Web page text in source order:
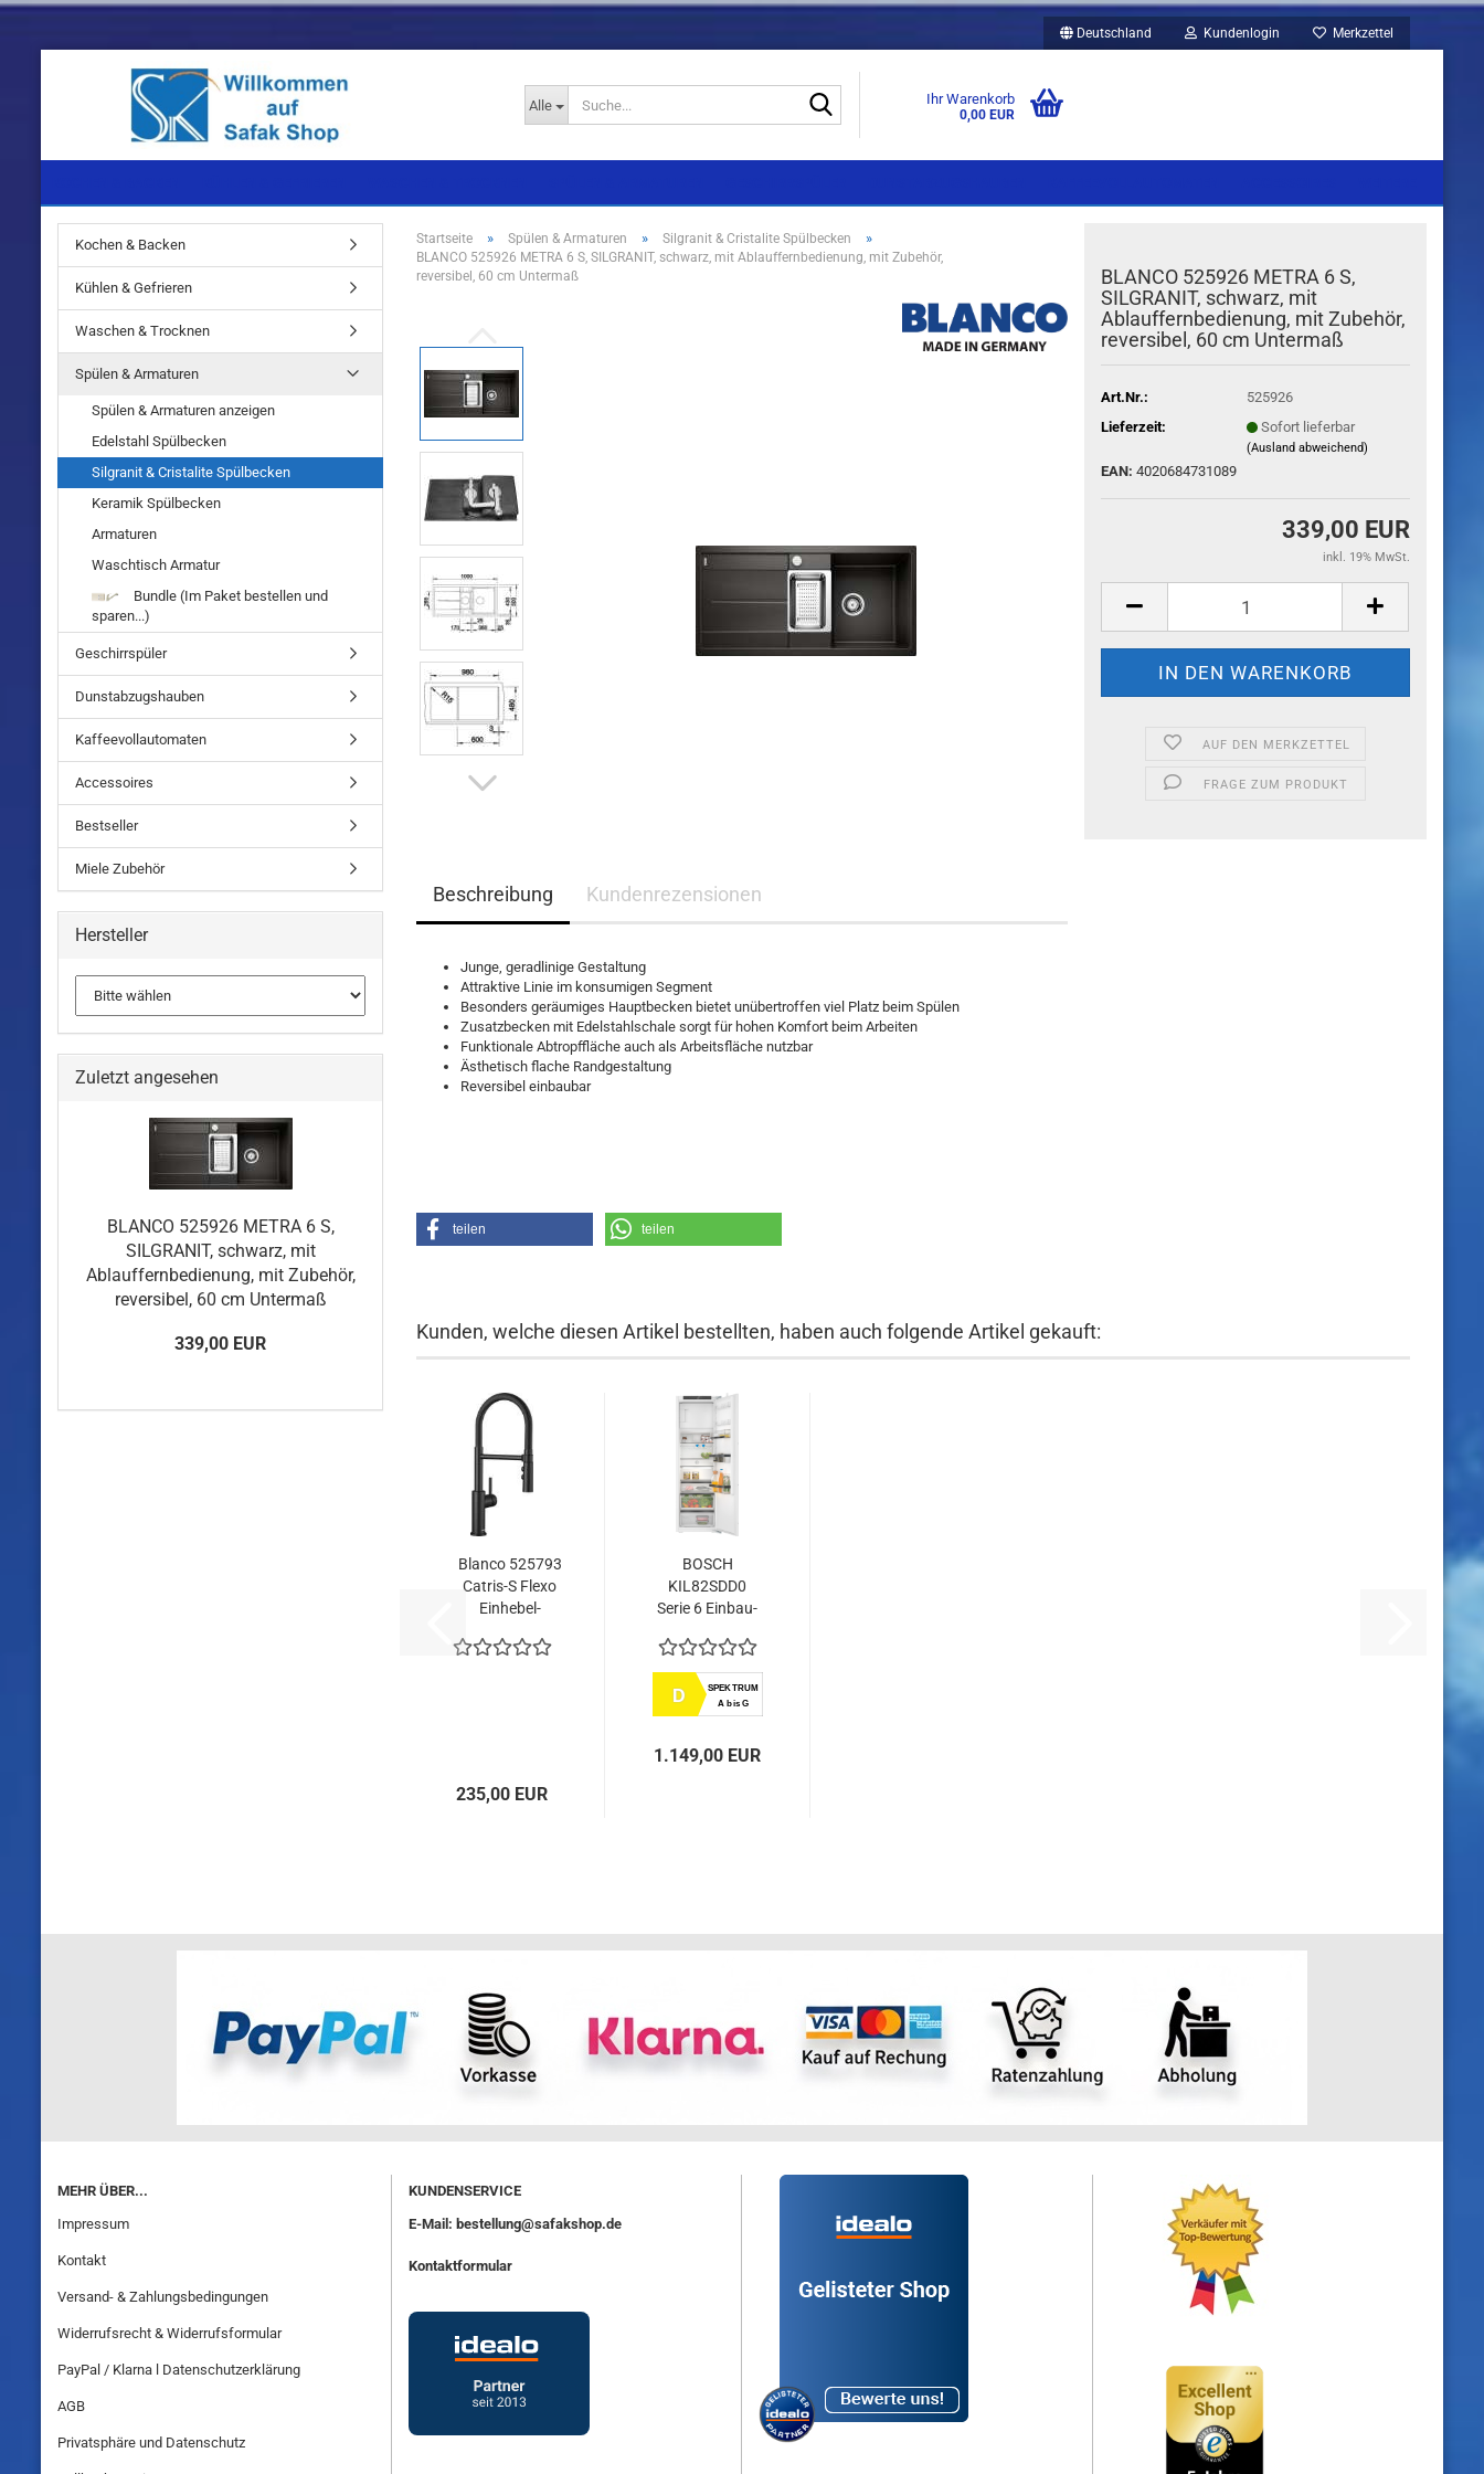
Deutschland Kundenlogin Merkzettel
Alle Ihr Warenkorb
0,00 EUR
Standgeräte
Standgeräte
Einbaugeräte
Standgeräte
Einbaugeräte
Standgeräte
Startseite » Spülen & Armaturen » Silgranit & Cristalite Spülbecken »
BLANCO 525926 METRA 6 S, SILGRANIT, schwarz, mit Ablauffernbedienung, mit Zubehör,
reversibel, 60 cm Untermaß
BLANCO 525926 METRA 6 S,
SILGRANIT, schwarz, mit
Ablauffernbedienung, mit Zubehör,
reversibel, 60 cm Untermaß
Art.Nr.:
525926
Lieferzeit:
Sofort lieferbar
(Ausland abweichend)
EAN: 4020684731089
339,00 EUR
inkl. 19% MwSt.
AUF DEN MERKZETTEL
FRAGE ZUM PRODUKT
Beschreibung Kundenrezensionen
Junge, geradlinige Gestaltung
Attraktive Linie im konsumigen Segment
Besonders geräumiges Hauptbecken bietet unübertroffen viel Platz beim Spülen
Zusatzbecken mit Edelstahlschale sorgt für hohen Komfort beim Arbeiten
Funktionale Abtropffläche auch als Arbeitsfläche nutzbar
Ästhetisch flache Randgestaltung
Reversibel einbaubar
teilen teilen
Kunden, welche diesen Artikel bestellten, haben auch folgende Artikel gekauft:
Blanco 525793
Catris-S Flexo
Einhebel-
235,00 EUR
BOSCH
KIL82SDD0
Serie 6 Einbau-
mit
Gefrierfach...
D
SPEKTRUM
A bis G
1.149,00 EUR
Kochen & Backen
Kühlen & Gefrieren
Waschen & Trocknen
Spülen & Armaturen
Spülen & Armaturen anzeigen
Edelstahl Spülbecken
Silgranit & Cristalite Spülbecken
Keramik Spülbecken
Armaturen
Waschtisch Armatur
Bundle (Im Paket bestellen und
sparen...)
Geschirrspüler
Dunstabzugshauben
Kaffeevollautomaten
Accessoires
Bestseller
Miele Zubehör
Hersteller
Zuletzt angesehen
BLANCO 525926 METRA 6 S,
SILGRANIT, schwarz, mit
Ablauffernbedienung, mit Zubehör,
reversibel, 60 cm Untermaß
339,00 EUR
MEHR ÜBER...
Impressum
Kontakt
Versand- & Zahlungsbedingungen
Widerrufsrecht & Widerrufsformular
PayPal / Klarna l Datenschutzerklärung
AGB
Privatsphäre und Datenschutz
KUNDENSERVICE
E-Mail: bestellung@safakshop.de
Kontaktformular